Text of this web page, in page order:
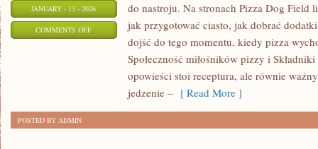
JANUARY - 13 - 2026
COMMENTS OFFON
do nastroju. Na stronach Pizza Dog Field
jak przygotować ciasto, jak dobrać
dojść do tego momentu, kiedy pizza
Społeczność miłośników pizzy i
opowieści stoi receptura, ale równie
jedzenie – [ Read More ]
POSTED BY ADMIN